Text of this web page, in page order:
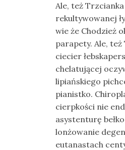
Ale, też
rekultywowanej
wie że Chodzież
parapety. Ale,
ciecier
chelatującej
lipiańskiego
pianistko.
cierpkości nie
asystenturę
lonżowanie
eutanastach